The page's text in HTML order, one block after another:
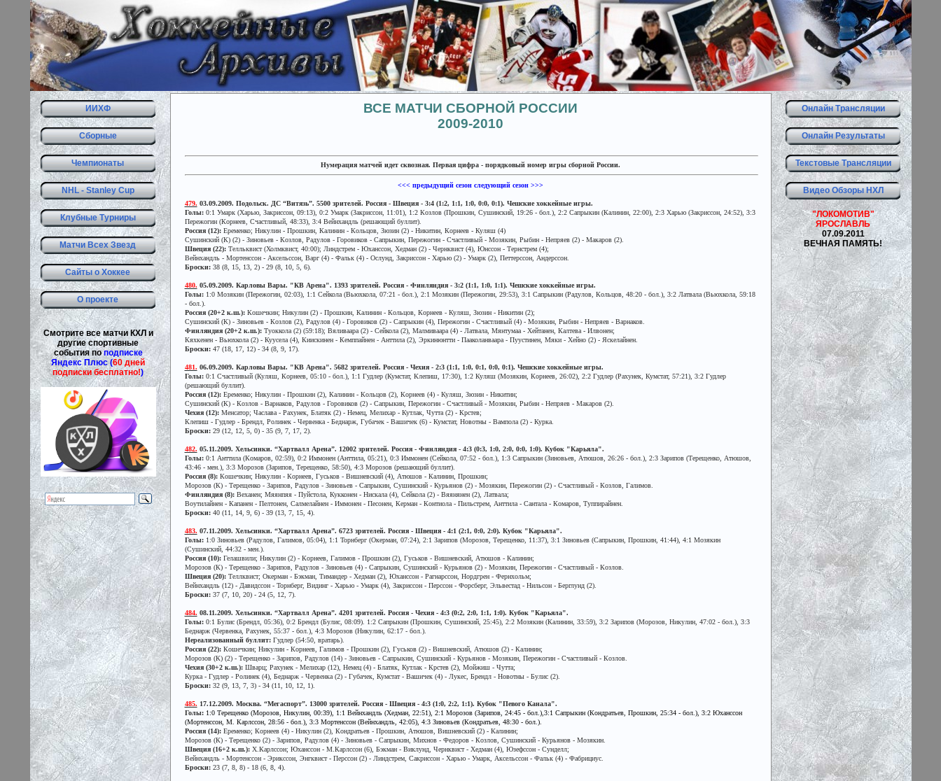
ИИХФ
Сборные
Чемпионаты
NHL - Stanley Cup
Клубные Турниры
Матчи Всех Звезд
Сайты о Хоккее
О проекте
Смотрите все матчи КХЛ и
другие спортивные
события поподписке
Яндекс Плюс (60 дней
подписки бесплатно!)
Онлайн Трансляции
Онлайн Результаты
Текстовые Трансляции
Видео Обзоры НХЛ
"ЛОКОМОТИВ"
ЯРОСЛАВЛЬ
07.09.2011
ВЕЧНАЯ ПАМЯТЬ!
ВСЕ МАТЧИ СБОРНОЙ РОССИИ
2009-2010
Нумерация матчей идет сквозная. Первая цифра - порядковый номер игры сборной России.
<<< предыдущий сезон следующий сезон >>>
479. 03.09.2009. Подольск. ДС “Витязь”. 5500 зрителей. Россия - Швеция - 3:4 (1:2, 1:1, 1:0, 0:0, 0:1). Чешские хоккейные игры.
Голы:0:1 Умарк (Харью, Закриссон, 09:13), 0:2 Умарк (Закриссон, 11:01), 1:2 Козлов (Прошкин, Сушинский, 19:26 - бол.), 2:2 Сапрыкин (Калинин, 22:00), 2:3 Харью (Закриссон, 24:52), 3:3
Пережогин (Корнеев, Счастливый, 48:33), 3:4 Вейнхандль (решающий буллит).
Россия (12): Еременко; Никулин - Прошкин, Калинин - Кольцов, Зюзин (2) - Никитин, Корнеев - Куляш (4)
Сушинский (К) (2) - Зиновьев - Козлов, Радулов - Горовиков - Сапрыкин, Пережогин - Счастливый - Мозякин, Рыбин - Непряев (2) - Макаров (2).
Швеция (22):Телльквист (Холмквист, 40:00); Линдстрем - Юханссон, Хедман (2) - Чернквист (4), Юнссон - Тернстрем (4);
Вейнхандль - Мортенссон - Аксельссон, Варг (4) - Фальк (4) - Ослунд, Закриссон - Харью (2) - Умарк (2), Петтерссон, Андерссон.
Броски:38 (8, 15, 13, 2) - 29 (8, 10, 5, 6).
480. 05.09.2009. Карловы Вары. "КВ Арена". 1393 зрителей. Россия - Финляндия - 3:2 (1:1, 1:0, 1:1). Чешские хоккейные игры.
Голы:1:0 Мозякин (Пережогин, 02:03), 1:1 Сейкола (Вьюхкола, 07:21 - бол.), 2:1 Мозякин (Пережогин, 29:53), 3:1 Сапрыкин (Радулов, Кольцов, 48:20 - бол.), 3:2 Латвала (Вьюхкола, 59:18
- бол.).
Россия (20+2 к.ш.): Кошечкин; Никулин (2) - Прошкин, Калинин - Кольцов, Корнеев - Куляш, Зюзин - Никитин (2);
Сушинский (К) - Зиновьев - Козлов (2), Радулов (4) - Горовиков (2) - Сапрыкин (4), Пережогин - Счастливый (4) - Мозякин, Рыбин - Непряев - Варнаков.
Финляндия (20+2 к.ш.):Туоккола (2) (59:18); Вяливаара (2) - Сейкола (2), Малмиваара (4) - Латвала, Мянтумаа - Хейтанен, Калтева - Илвонен;
Кяхкенен - Вьюхкола (2) - Куусела (4), Киискинен - Кемппайнен - Анттила (2), Эркинюнтти - Пааколанваара - Пуустинен, Мяки - Хейно (2) - Яскелайнен.
Броски:47 (18, 17, 12) - 34 (8, 9, 17).
481. 06.09.2009. Карловы Вары. "КВ Арена". 5682 зрителей. Россия - Чехия - 2:3 (1:1, 1:0, 0:1, 0:0, 0:1). Чешские хоккейные игры.
Голы:0:1 Счастливый (Куляш, Корнеев, 05:10 - бол.), 1:1 Гудлер (Кумстат, Клепиш, 17:30), 1:2 Куляш (Мозякин, Корнеев, 26:02), 2:2 Гудлер (Рахунек, Кумстат, 57:21), 3:2 Гудлер
(решающий буллит).
Россия (12): Еременко; Никулин - Прошкин (2), Калинин - Кольцов (2), Корнеев (4) - Куляш, Зюзин - Никитин;
Сушинский (К) - Козлов - Варнаков, Радулов - Горовиков (2) - Сапрыкин, Пережогин - Счастливый - Мозякин, Рыбин - Непряев - Макаров (2).
Чехия (12):Менсатор; Часлава - Рахунек, Блатяк (2) - Немец, Мелихар - Кутлак, Чутта (2) - Крстев;
Клепиш - Гудлер - Брендл, Ролинек - Червенка - Беднарж, Губачек - Вашичек (6) - Кумстат, Новотны - Вампола (2) - Курка.
Броски:29 (12, 12, 5, 0) - 35 (9, 7, 17, 2).
482. 05.11.2009. Хельсинки. “Хартвалл Арена”. 12002 зрителей. Россия - Финляндия - 4:3 (0:3, 1:0, 2:0, 0:0, 1:0). Кубок "Карьяла".
Голы:0:1 Анттила (Комаров, 02:59), 0:2 Иммонен (Анттила, 05:21), 0:3 Иммонен (Сейкола, 07:52 - бол.), 1:3 Сапрыкин (Зиновьев, Атюшов, 26:26 - бол.), 2:3 Зарипов (Терещенко, Атюшов,
43:46 - мен.), 3:3 Морозов (Зарипов, Терещенко, 58:50), 4:3 Морозов (решающий буллит).
Россия (8):Кошечкин; Никулин - Корнеев, Гуськов - Вишневский (4), Атюшов - Калинин, Прошкин;
Морозов (К) - Терещенко - Зарипов, Радулов - Зиновьев - Сапрыкин, Сушинский - Курьянов (2) - Мозякин, Пережогин (2) - Счастливый - Козлов, Галимов.
Финляндия (8):Веханен; Мяянпяя - Пуйстола, Кукконен - Нискала (4), Сейкола (2) - Вяянянен (2), Латвала;
Воутилайнен - Капанен - Пелтонен, Салмелайнен - Иммонен - Песонен, Керман - Контиола - Пильстрем, Анттила - Сантала - Комаров, Туппирайнен.
Броски:40 (11, 14, 9, 6) - 39 (13, 7, 15, 4).
483. 07.11.2009. Хельсинки. “Хартвалл Арена”. 6723 зрителей. Россия - Швеция - 4:1 (2:1, 0:0, 2:0). Кубок "Карьяла".
Голы:1:0 Зиновьев (Радулов, Галимов, 05:04), 1:1 Торнберг (Окерман, 07:24), 2:1 Зарипов (Морозов, Терещенко, 11:37), 3:1 Зиновьев (Сапрыкин, Прошкин, 41:44), 4:1 Мозякин
(Сушинский, 44:32 - мен.).
Россия (10):Гелашвили; Никулин (2) - Корнеев, Галимов - Прошкин (2), Гуськов - Вишневский, Атюшов - Калинин;
Морозов (К) - Терещенко - Зарипов, Радулов - Зиновьев (4) - Сапрыкин, Сушинский - Курьянов (2) - Мозякин, Пережогин - Счастливый - Козлов.
Швеция (20):Теллквист; Окерман - Бэкман, Тимандер - Хедман (2), Юханссон - Рагнарссон, Нордгрен - Фернхольм;
Вейнхандль (12) - Давидссон - Торнберг, Видинг - Харью - Умарк (4), Закриссон - Перссон - Форсберг, Эльвестад - Нильсон - Берглунд (2).
Броски:37 (7, 10, 20) - 24 (5, 12, 7).
484. 08.11.2009. Хельсинки. “Хартвалл Арена”. 4201 зрителей. Россия - Чехия - 4:3 (0:2, 2:0, 1:1, 1:0). Кубок "Карьяла".
Голы:0:1 Булис (Брендл, 05:36), 0:2 Брендл (Булис, 08:09). 1:2 Сапрыкин (Прошкин, Сушинский, 25:45), 2:2 Мозякин (Калинин, 33:59), 3:2 Зарипов (Морозов, Никулин, 47:02 - бол.), 3:3
Беднарж (Червенка, Рахунек, 55:37 - бол.), 4:3 Морозов (Никулин, 62:17 - бол.).
Нереализованный буллит: Гудлер (54:50, вратарь).
Россия (22):Кошечкин; Никулин - Корнеев, Галимов - Прошкин (2), Гуськов (2) - Вишневский, Атюшов (2) - Калинин;
Морозов (К) (2) - Терещенко - Зарипов, Радулов (14) - Зиновьев - Сапрыкин, Сушинский - Курьянов - Мозякин, Пережогин - Счастливый - Козлов.
Чехия (30+2 к.ш.):Шварц; Рахунек - Мелихар (12), Немец (4) - Блатяк, Кутлак - Крстев (2), Мойжиш - Чутта;
Курка - Гудлер - Ролинек (4), Беднарж - Червенка (2) - Губачек, Кумстат - Вашичек (4) - Лукес, Брендл - Новотны - Булис (2).
Броски:32 (9, 13, 7, 3) - 34 (11, 10, 12, 1).
485. 17.12.2009. Москва. “Мегаспорт”. 13000 зрителей. Россия - Швеция - 4:3 (1:0, 2:2, 1:1). Кубок "Певого Канала".
Голы: 1:0 Терещенко (Морозов, Никулин, 00:39), 1:1 Вейнхандль (Хедман, 22:51), 2:1 Морозов (Зарипов, 24:45 - бол.),3:1 Сапрыкин (Кондратьев, Прошкин, 25:34 - бол.), 3:2 Юханссон
(Мортенссон, М. Карлссон, 28:56 - бол.), 3:3 Мортенссон (Вейнхандль, 42:05), 4:3 Зиновьев (Кондратьев, 48:30 - бол.).
Россия (14): Еременко; Корнеев (4) - Никулин (2), Кондратьев - Прошкин, Атюшов, Вишневский (2) - Калинин;
Морозов (К) - Терещенко (2) - Зарипов, Радулов (4) - Зиновьев - Сапрыкин, Михнов - Федоров - Козлов, Сушинский - Курьянов - Мозякин.
Швеция (16+2 к.ш.):Х.Карлссон; Юханссон - М.Карлссон (6), Бэкман - Виклунд, Чернквист - Хедман (4), Юзефссон - Сунделл;
Вейнхандль - Мортенссон - Эрикссон, Энгквист - Перссон (2) - Линдстрем, Сакриссон - Харью - Умарк, Аксельссон - Фальк (4) - Фабрициус.
Броски:23 (7, 8, 8) - 18 (6, 8, 4).